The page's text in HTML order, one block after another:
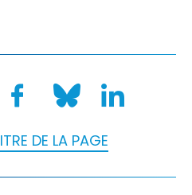
DE LA PAGE